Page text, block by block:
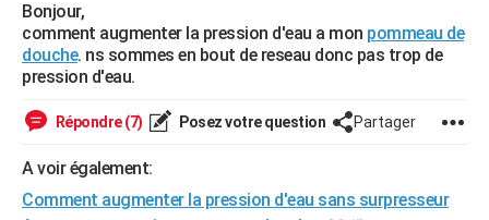
Mobiles
Meilleur smartphone
Internet
Ordinateurs
Jeux vidéo
Guide high-tech
+BRICOLAGE
Forum
Aménagement intérieur
Extérieur
Cuisine
Salle de bains
Jardinage
Rangement
WEEK-END
Guides de France
Escapades
Patrimoine
Expositions
Musées
Week-end nature
LIFESTYLE
SANTE
Alimentation
Guide de la santé
Maladies
Médicaments
Sommeil
VOYAGE
Bonjour,
comment augmenter la pression d'eau a mon pommeau de
douche. ns sommes en bout de reseau donc pas trop de
pression d'eau.
Répondre (7) Posez votre question Partager
A voir également:
Comment augmenter la pression d'eau sans surpresseur